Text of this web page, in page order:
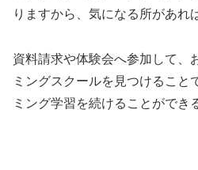
りますから、気になる所があれ
資料請求や体験会へ参加して、
ミングスクールを見つけること
ミング学習を続けることができ